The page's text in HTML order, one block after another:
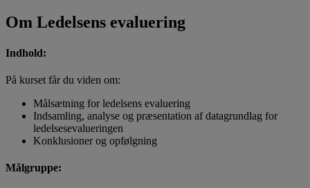
Om Ledelsens evaluering
Indhold:
På kurset får du viden om:
Målsætning for ledelsens evaluering
Indsamling, analyse og præsentation af datagrundlag for
ledelsesevalueringen
Konklusioner og opfølgning
Målgruppe: